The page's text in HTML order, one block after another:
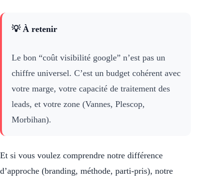
💡 À retenir
Le bon “coût visibilité google” n’est pas un
chiffre universel. C’est un budget cohérent avec
votre marge, votre capacité de traitement des
leads, et votre zone (Vannes, Plescop,
Morbihan).
Et si vous voulez comprendre notre différence
d’approche (branding, méthode, parti-pris), notre